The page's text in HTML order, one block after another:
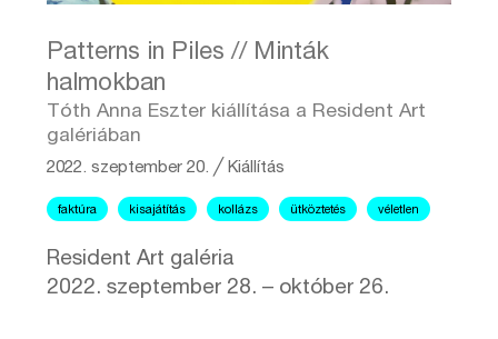
Patterns in Piles // Minták
halmokban
Tóth Anna Eszter kiállítása a Resident Art
galériában
2022. szeptember 20. ╱Kiállítás
faktúra kisajátítás kollázs ütköztetés véletlen
Resident Art galéria
2022. szeptember 28. – október 26.